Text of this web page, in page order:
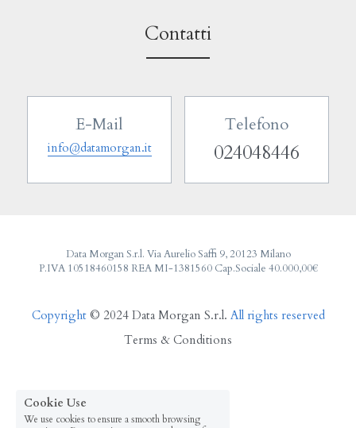
Contatti
E-Mail
info@datamorgan.it
Telefono
024048446
Data Morgan S.r.l. Via Aurelio Saffi 9, 20123 Milano
P.IVA 10518460158 REA MI-1381560 Cap.Sociale 40.000,00€
Copyright © 2024 Data Morgan S.r.l. All rights reserved
Terms & Conditions
Cookie Use
We use cookies to ensure a smooth browsing